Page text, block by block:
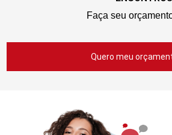
Faça seu
Quero meu